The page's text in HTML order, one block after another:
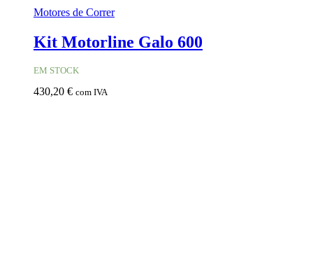
Motores de Correr
Kit Motorline Galo 600
EM STOCK
430,20 € com IVA